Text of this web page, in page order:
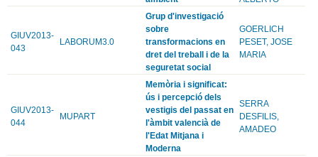
GIUV2013-
043
LABORUM3.0
Grup d'investigació
sobre
transformacions en
dret del treball i de la
seguretat social
GOERLICH
PESET, JOSE
MARIA
GIUV2013-
044
MUPART
Memòria i significat:
ús i percepció dels
vestigis del passat en
l'àmbit valencià de
l'Edat Mitjana i
Moderna
SERRA
DESFILIS,
AMADEO